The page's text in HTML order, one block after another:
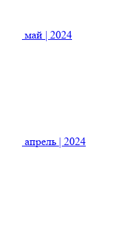
май | 2024
апрель | 2024